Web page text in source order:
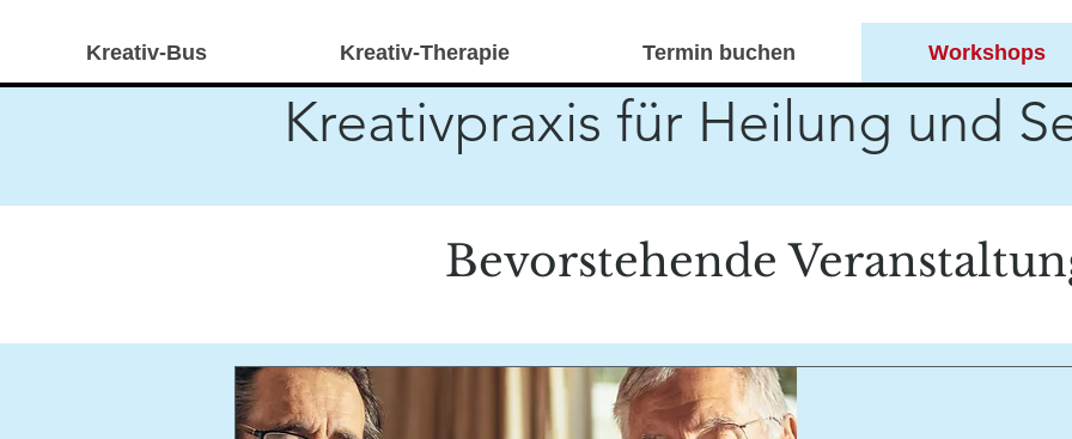
Kreativ-Bus Kreativ-Therapie Termin buchen Workshops
Kreativpraxis für Heilung und
Alle e-Vidia Veranstaltungen der e-Vidia
Bevorstehende